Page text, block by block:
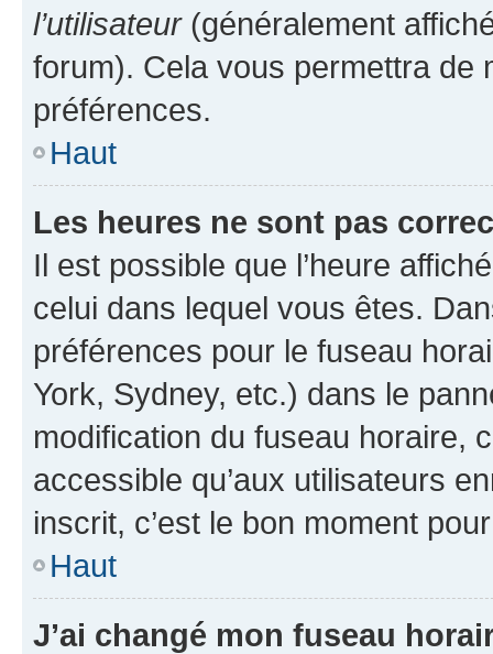
l’utilisateur(généralement
forum). Cela vous permettra de
préférences.
Haut
Les heures ne sont pas
Il est possible que l’heure
celui dans lequel vous êtes.
préférences pour le fuseau
York, Sydney, etc.) dans le
modification du fuseau horaire,
accessible qu’aux utilisateurs
inscrit, c’est le bon moment
Haut
J’ai changé mon fuseau